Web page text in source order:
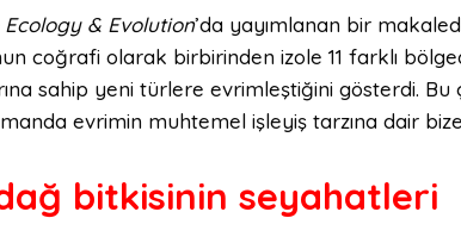
& Evolution’da yayımlanan bir
coğrafi olarak birbirinden izole 11 farklı
sahip yeni türlere evrimleştiğini gösterdi. Bu
evrimin muhtemel işleyiş tarzına dair
bitkisinin seyahatleri